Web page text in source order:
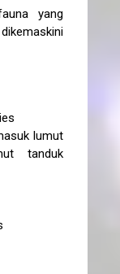
yang
lumut
tanduk